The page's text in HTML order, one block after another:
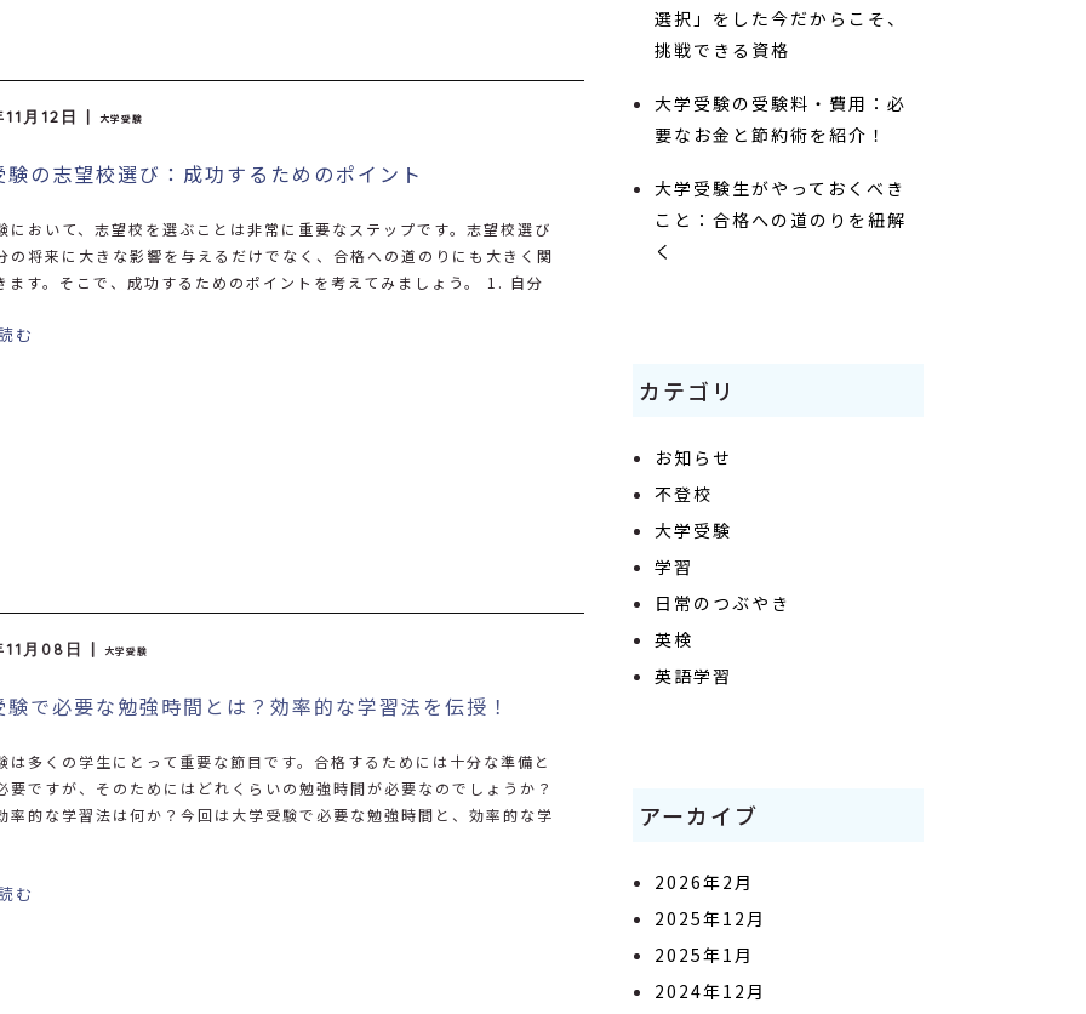
月12日 | 大学受験
験の志望校選び：成功するためのポイント
において、志望校を選ぶことは非常に重要なステップです。志望校選び
の将来に大きな影響を与えるだけでなく、合格への道のりにも大きく関
ます。そこで、成功するためのポイントを考えてみましょう。 1. 自分
む
11月08日 | 大学受験
験で必要な勉強時間とは？効率的な学習法を伝授！
は多くの学生にとって重要な節目です。合格するためには十分な準備と
要ですが、そのためにはどれくらいの勉強時間が必要なのでしょうか？
率的な学習法は何か？今回は大学受験で必要な勉強時間と、効率的な学
む
選択」をした今だからこそ、
挑戦できる資格
大学受験の受験料・費用：必
要なお金と節約術を紹介！
大学受験生がやっておくべき
こと：合格への道のりを紐解
く
カテゴリ
お知らせ
不登校
大学受験
学習
日常のつぶやき
英検
英語学習
アーカイブ
2026年2月
2025年12月
2025年1月
2024年12月